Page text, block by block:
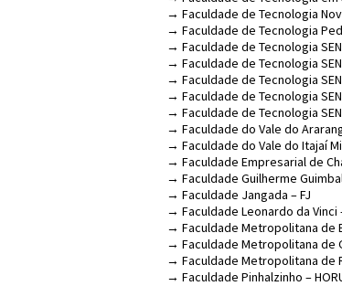
→ Faculdade de Tecnologia
→ Faculdade de Tecnologia
→ Faculdade de Tecnologia
→ Faculdade de Tecnologia
→ Faculdade de Tecnologia
→ Faculdade de Tecnologia
→ Faculdade de Tecnologia
→ Faculdade do Vale do
→ Faculdade do Vale do Itajaí
→ Faculdade Empresarial de
→ Faculdade Guilherme
→ Faculdade Jangada – FJ
→ Faculdade Leonardo da Vinci
→ Faculdade Metropolitana de
→ Faculdade Metropolitana de
→ Faculdade Metropolitana de
→ Faculdade Pinhalzinho –